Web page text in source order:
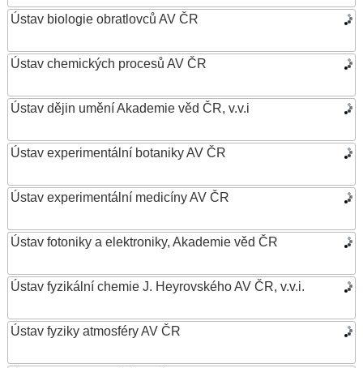
Ústav biologie obratlovců AV ČR
Ústav chemických procesů AV ČR
Ústav dějin umění Akademie věd ČR, v.v.i
Ústav experimentální botaniky AV ČR
Ústav experimentální medicíny AV ČR
Ústav fotoniky a elektroniky, Akademie věd ČR
Ústav fyzikální chemie J. Heyrovského AV ČR, v.v.i.
Ústav fyziky atmosféry AV ČR